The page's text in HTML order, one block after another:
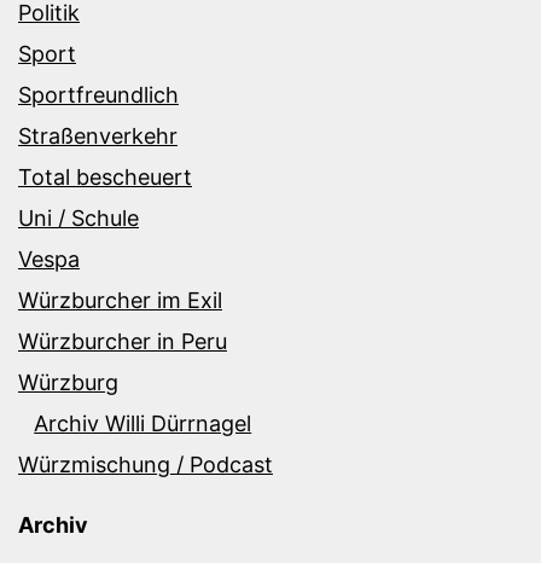
Politik
Sport
Sportfreundlich
Straßenverkehr
Total bescheuert
Uni / Schule
Vespa
Würzburcher im Exil
Würzburcher in Peru
Würzburg
Archiv Willi Dürrnagel
Würzmischung / Podcast
Archiv